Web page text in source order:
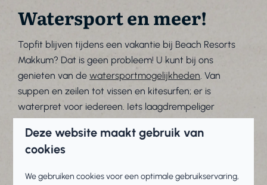
Watersport en meer!
Topfit blijven tijdens een vakantie bij Beach Resorts
Makkum? Dat is geen probleem! U kunt bij ons
genieten van dewatersportmogelijkheden. Van
suppen en zeilen tot vissen en kitesurfen; er is
waterpret voor iedereen. Iets laagdrempeliger
sporten? Ga voor een potjemidgetgolf of
biljartvoetbal. Voor de kids zijn er ook diverse sport-
en speelveldjes
Deze website maakt gebruik van
cookies
We gebruiken cookies voor een optimale gebruikservaring,